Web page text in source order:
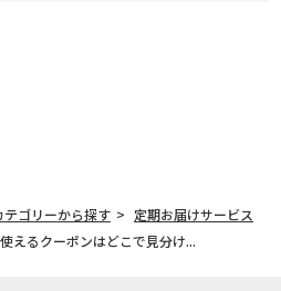
テゴリーから探す
定期お届けサービス
えるクーポンはどこで見分け...